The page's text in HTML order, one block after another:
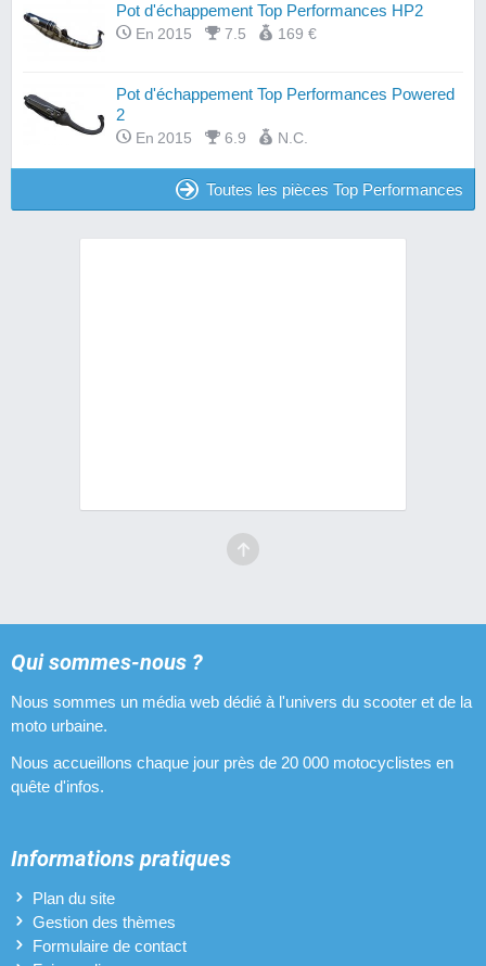
Pot d'échappement Top Performances HP2
En 2015 7.5 169 €
Pot d'échappement Top Performances Powered
2
En 2015 6.9 N.C.
Toutes les pièces Top Performances
Qui sommes-nous ?
Nous sommes un média web dédié à l'univers du scooter et de la
moto urbaine.
Nous accueillons chaque jour près de 20 000 motocyclistes en
quête d'infos.
Informations pratiques
Plan du site
Gestion des thèmes
Formulaire de contact